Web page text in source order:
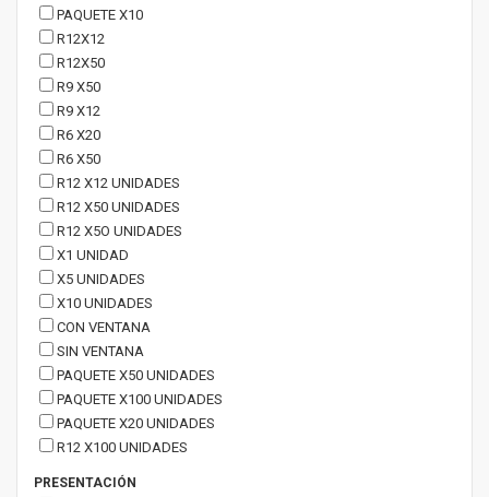
PAQUETE X10
R12X12
R12X50
R9 X50
R9 X12
R6 X20
R6 X50
R12 X12 UNIDADES
R12 X50 UNIDADES
R12 X5O UNIDADES
X1 UNIDAD
X5 UNIDADES
X10 UNIDADES
CON VENTANA
SIN VENTANA
PAQUETE X50 UNIDADES
PAQUETE X100 UNIDADES
PAQUETE X20 UNIDADES
R12 X100 UNIDADES
PRESENTACIÓN